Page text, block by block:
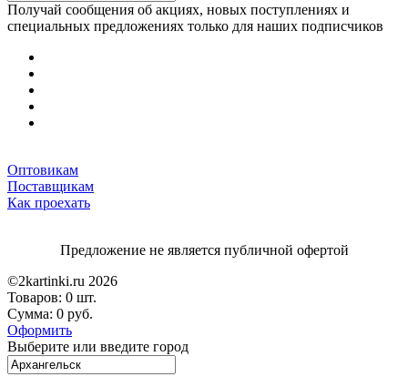
Получай сообщения об акциях, новых поступлениях и
специальных предложениях только для наших подписчиков
Оптовикам
Поставщикам
Как проехать
Предложение не является публичной офертой
©2kartinki.ru 2026
Товаров: 0 шт.
Сумма: 0 руб.
Оформить
Выберите или введите город